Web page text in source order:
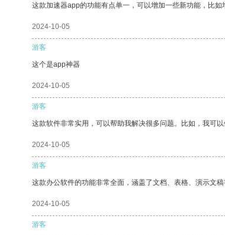
这款加速器app的功能有点单一，可以增加一些新功能，比如
2024-10-05
游客
这个是app神器
2024-10-05
游客
这款软件非常实用，可以帮助我解决很多问题。比如，我可
2024-10-05
游客
这款办公软件的功能非常全面，涵盖了文档、表格、演示文
2024-10-05
游客